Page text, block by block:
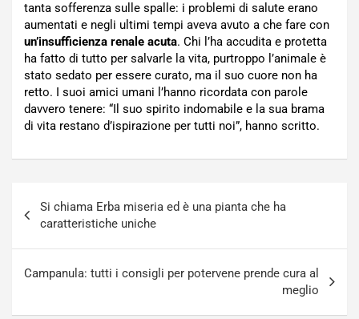
tanta sofferenza sulle spalle: i problemi di salute erano
aumentati e negli ultimi tempi aveva avuto a che fare con
un’insufficienza renale acuta. Chi l’ha accudita e protetta
ha fatto di tutto per salvarle la vita, purtroppo l’animale è
stato sedato per essere curato, ma il suo cuore non ha
retto. I suoi amici umani l’hanno ricordata con parole
davvero tenere: “Il suo spirito indomabile e la sua brama
di vita restano d’ispirazione per tutti noi”, hanno scritto.
articoli
Si chiama Erba miseria ed è una pianta che ha
caratteristiche uniche
Campanula: tutti i consigli per potervene prende cura al
meglio